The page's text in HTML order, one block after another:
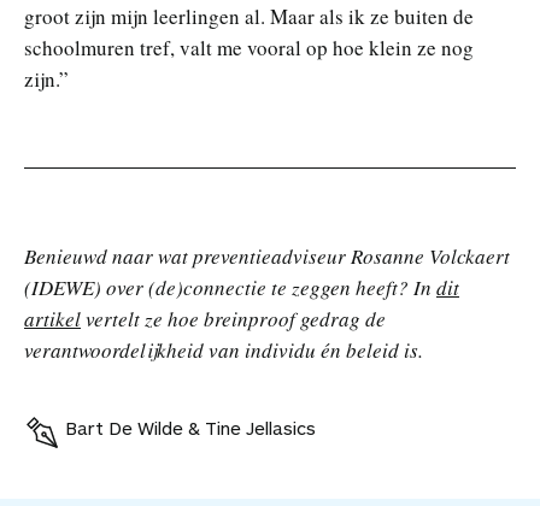
groot zijn mijn leerlingen al. Maar als ik ze buiten de
schoolmuren tref, valt me vooral op hoe klein ze nog
zijn.”
Benieuwd naar wat preventieadviseur Rosanne Volckaert
(IDEWE) over (de)connectie te zeggen heeft? In dit
artikelvertelt ze hoe breinproof gedrag de
verantwoordelijkheid van individu én beleid is.
Bart De Wilde & Tine Jellasics